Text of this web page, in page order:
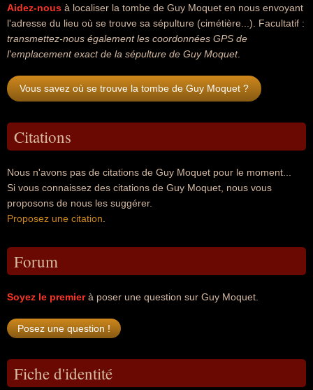
Aidez-nous à localiser la tombe de Guy Moquet en nous envoyant
l'adresse du lieu où se trouve sa sépulture (cimétière...). Facultatif :
transmettez-nous également les coordonnées GPS de
l'emplacement exact de la sépulture de Guy Moquet.
Vous savez où se trouve la tombe de Guy Moquet ?
Citations
Nous n'avons pas de citations de Guy Moquet pour le moment...
Si vous connaissez des citations de Guy Moquet, nous vous
proposons de nous les suggérer.
Proposez une citation
Forum
Soyez le premierà poser une question sur Guy Moquet.
Fiche d'identité